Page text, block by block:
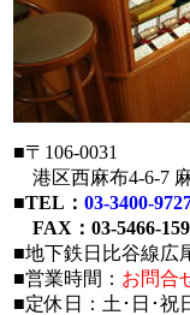
■〒106-0031
港区西麻布4-6-7
■TEL：03-3400-
FAX：03-5466-
■地下鉄日比谷線広
■営業時間： お問合
■定休日：土･日･祝